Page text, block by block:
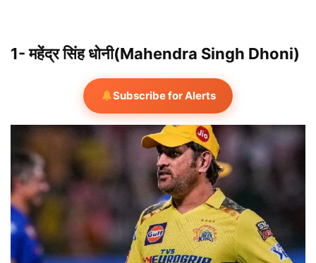
1- महेंद्र सिंह धोनी(Mahendra Singh Dhoni)
Subscribe for Alerts